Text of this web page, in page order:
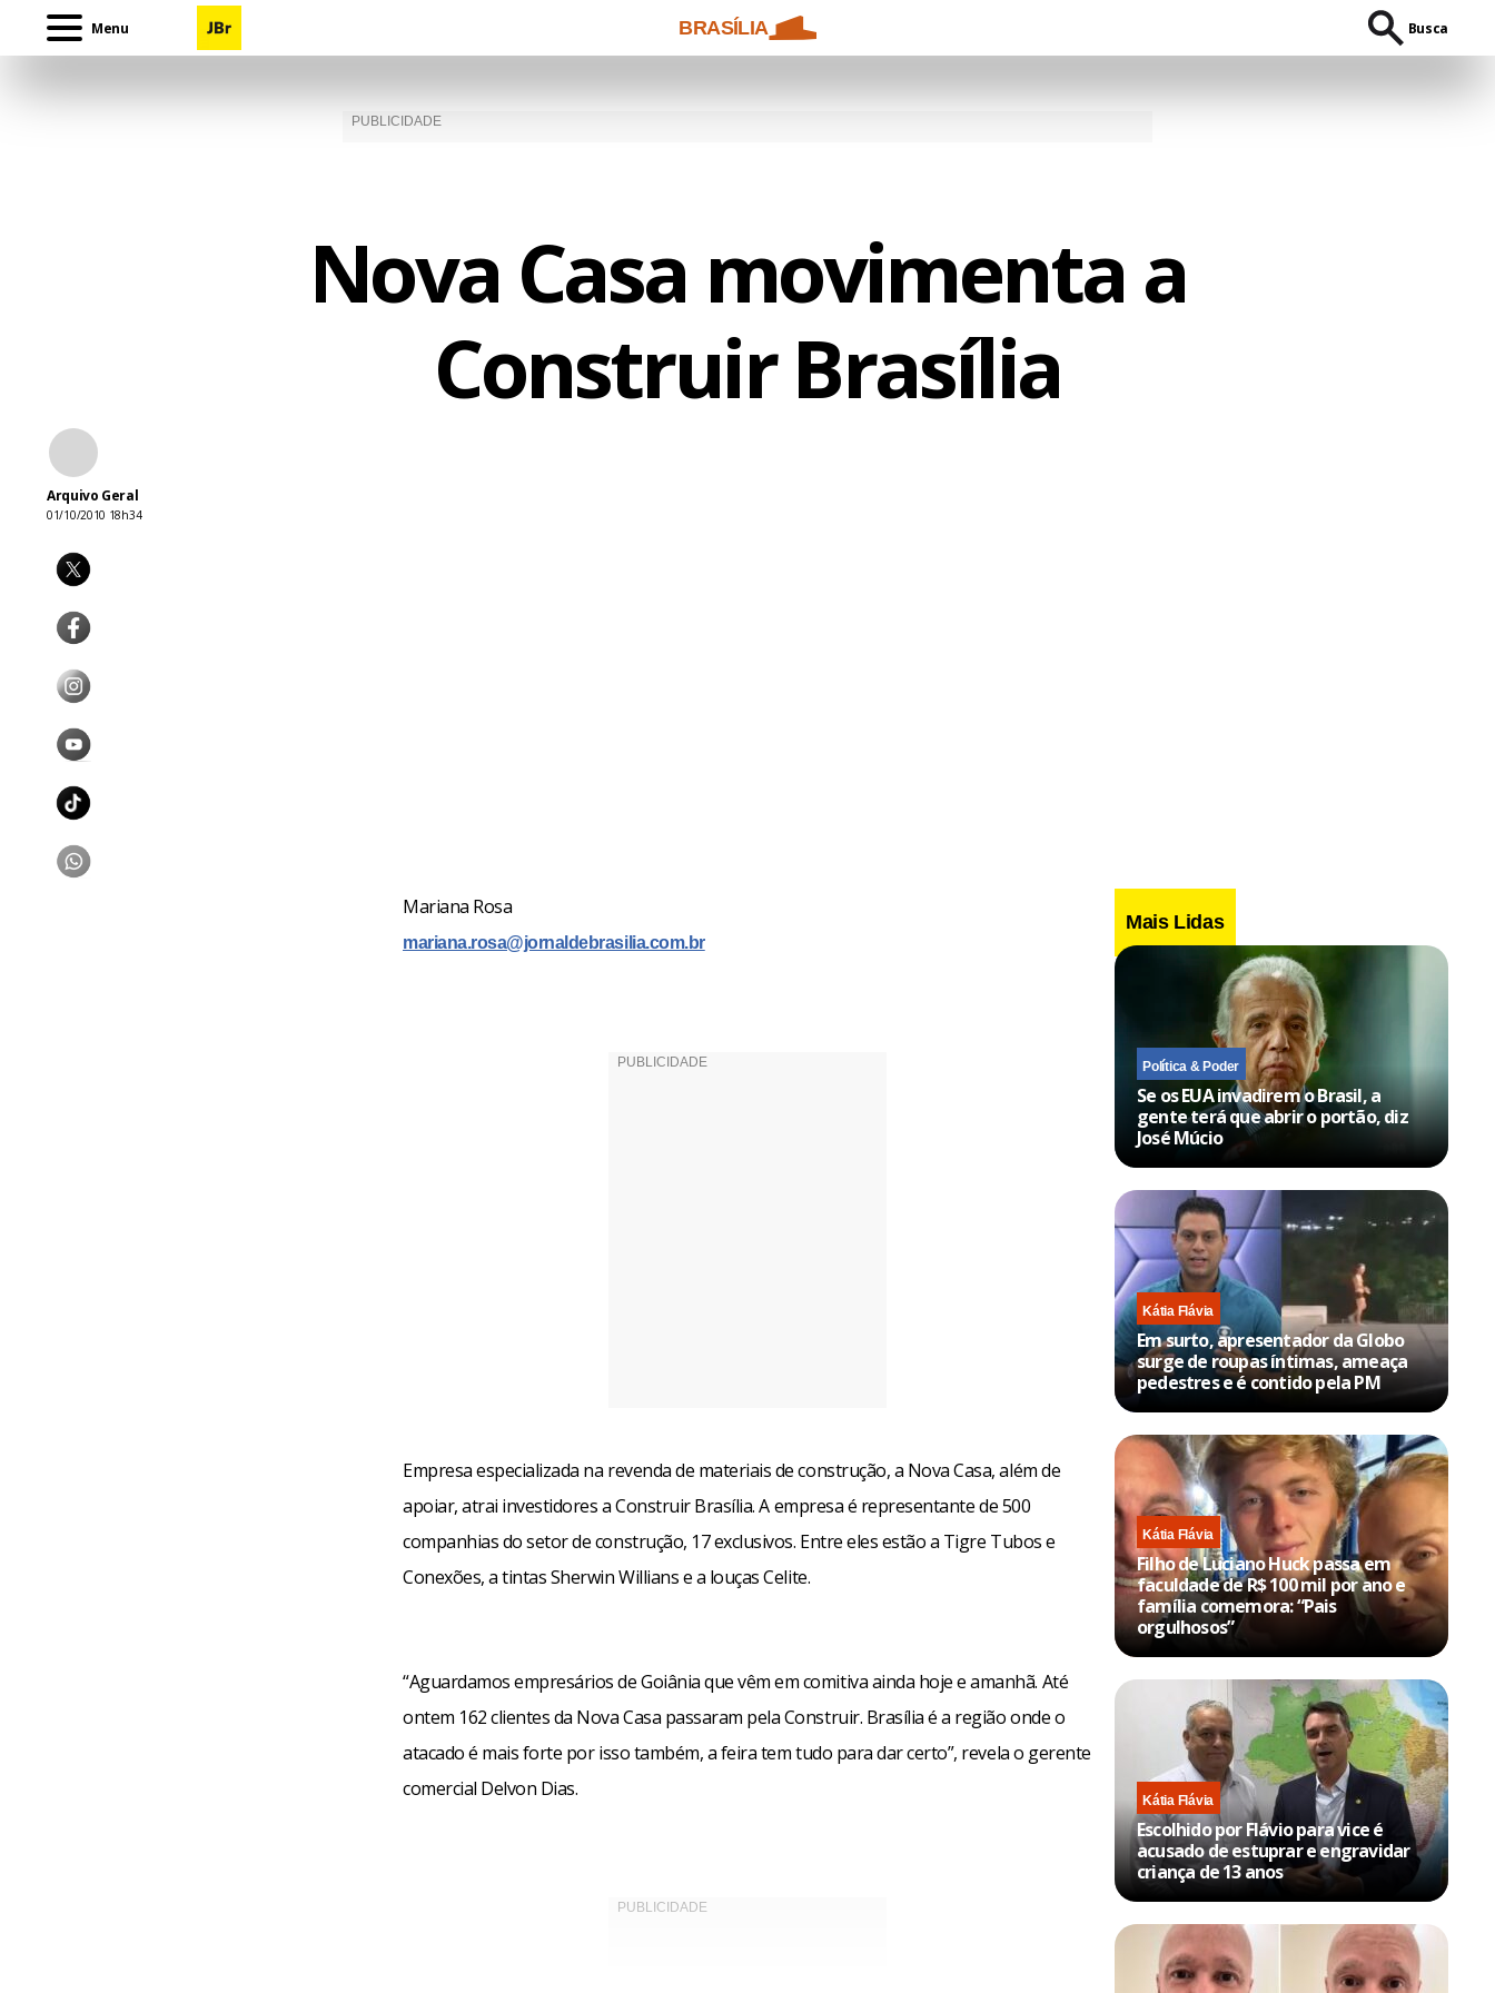
Menu BRASÍLIA Busca
Nova Casa movimenta a
Construir Brasília
Arquivo Geral
01/10/2010 18h34
Mariana Rosa
mariana.rosa@jornaldebrasilia.com.br
Empresa especializada na revenda de materiais de construção, a Nova Casa, além de
apoiar, atrai investidores a Construir Brasília. A empresa é representante de 500
companhias do setor de construção, 17 exclusivos. Entre eles estão a Tigre Tubos e
Conexões, a tintas Sherwin Willians e a louças Celite.
“Aguardamos empresários de Goiânia que vêm em comitiva ainda hoje e amanhã. Até
ontem 162 clientes da Nova Casa passaram pela Construir. Brasília é a região onde o
atacado é mais forte por isso também, a feira tem tudo para dar certo”, revela o gerente
comercial Delvon Dias.
Mais Lidas
Política & Poder
Se os EUA invadirem o Brasil, a
gente terá que abrir o portão, diz
José Múcio
Kátia Flávia
Em surto, apresentador da Globo
surge de roupas íntimas, ameaça
pedestres e é contido pela PM
Kátia Flávia
Filho de Luciano Huck passa em
faculdade de R$ 100 mil por ano e
família comemora: “Pais
orgulhosos”
Kátia Flávia
Escolhido por Flávio para vice é
acusado de estuprar e engravidar
criança de 13 anos